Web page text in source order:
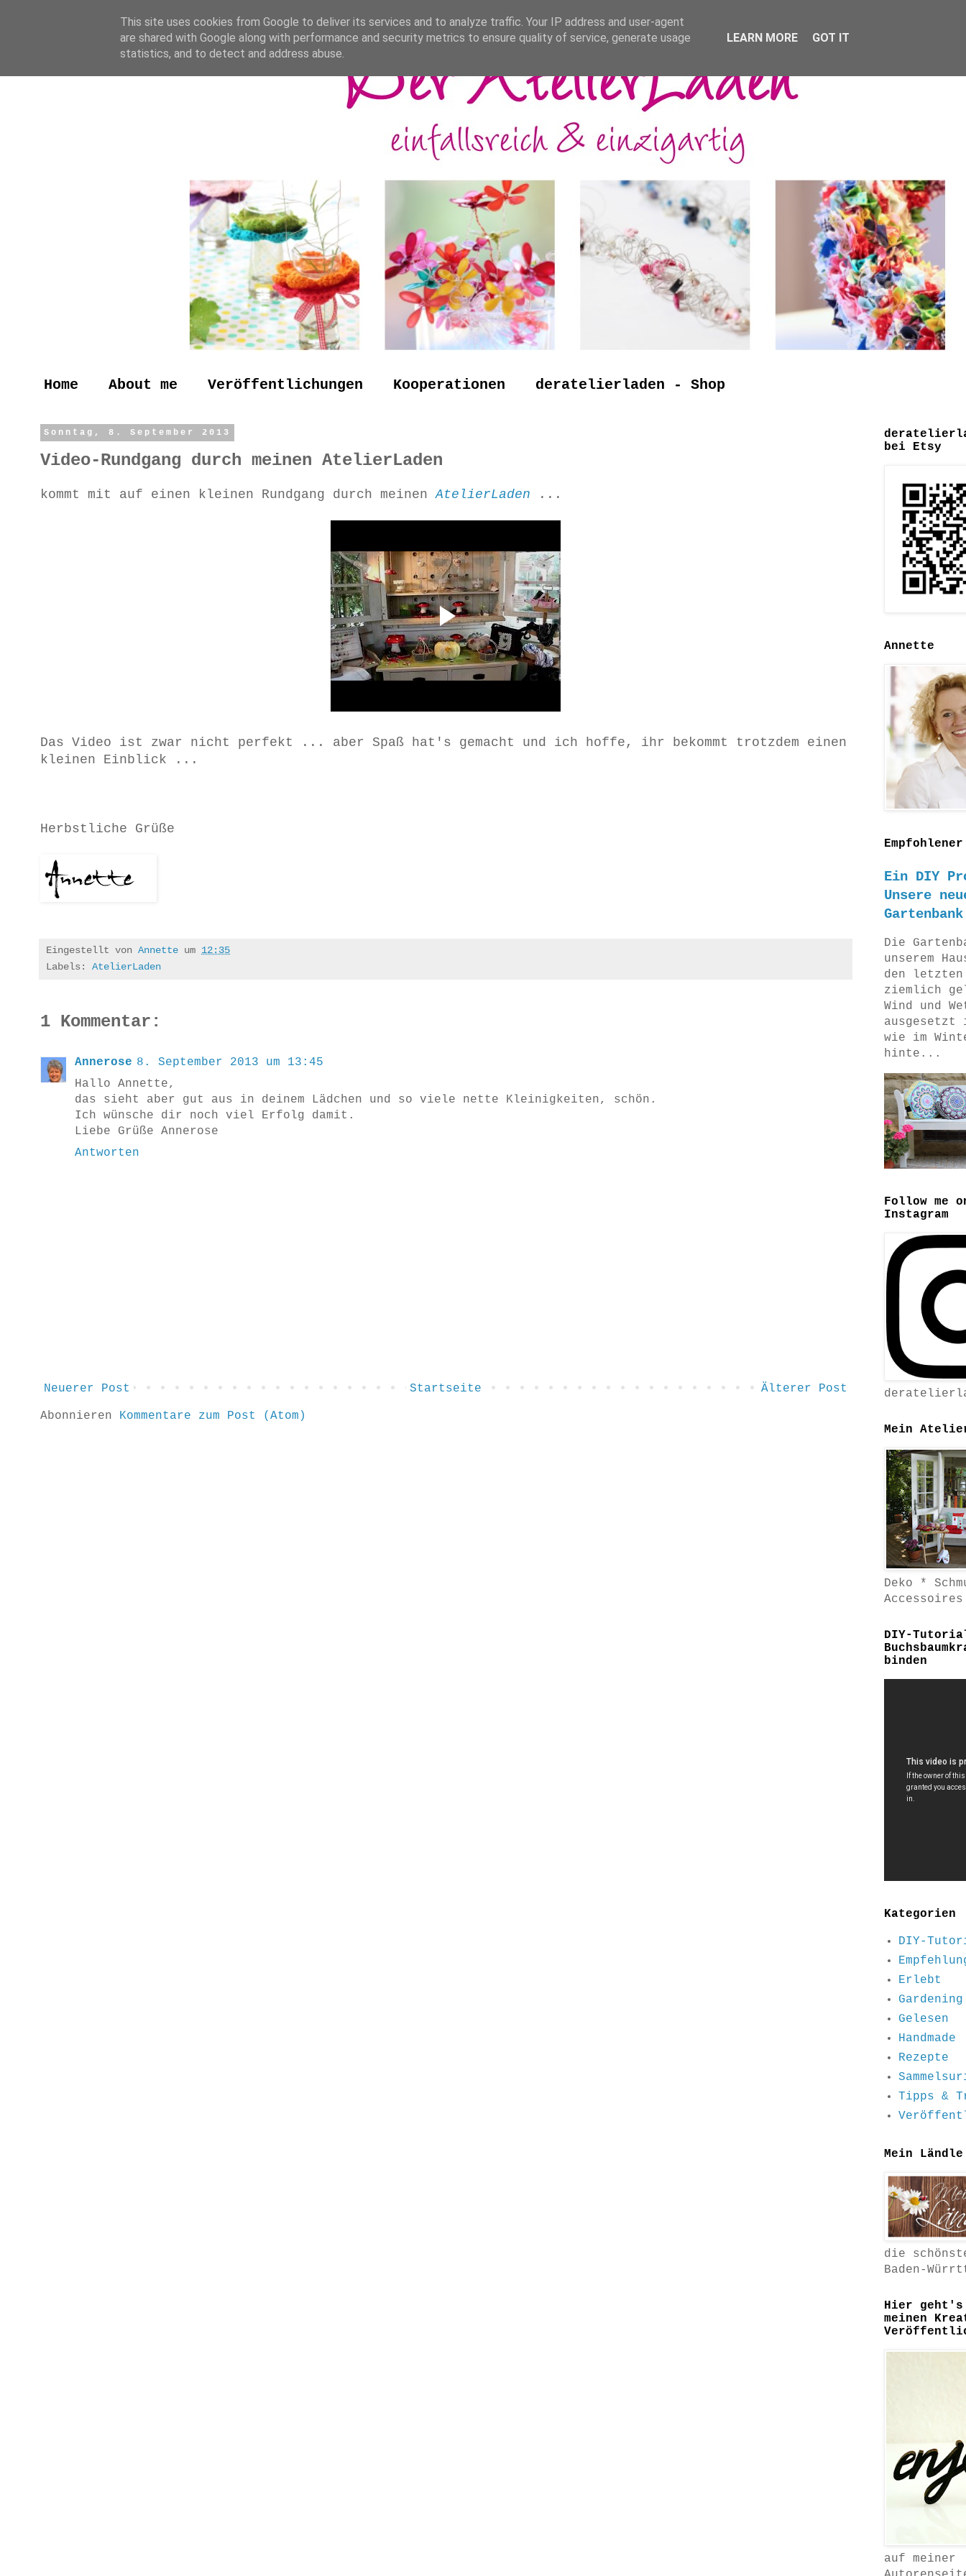
Home About me Veröffentlichungen Kooperationen deratelierladen - Shop
Sonntag, 8. September 2013
Video-Rundgang durch meinen AtelierLaden
kommt mit auf einen kleinen Rundgang durch meinenAtelierLaden ...
Das Video ist zwar nicht perfekt ... aber Spaß hat's gemacht und ich hoffe, ihr bekommt trotzdem einen
kleinen Einblick ...
Herbstliche Grüße
Eingestellt von Annette um 12:35
Labels: AtelierLaden
1 Kommentar:
Annerose 8. September 2013 um 13:45
Hallo Annette,
das sieht aber gut aus in deinem Lädchen und so viele nette Kleinigkeiten, schön.
Ich wünsche dir noch viel Erfolg damit.
Liebe Grüße Annerose
Antworten
Neuerer Post Älterer Post
Startseite
Abonnieren Kommentare zum Post (Atom)
bei Etsy
Annette
Ein DIY
Unsere
Die
unserem
den letzten
ziemlich
Wind und
ausgesetzt
wie im
hinte...
Follow me
Instagram
Mein
Deko *
Accessoires
DIY-
binden
Kategorien
DIY-
Erlebt
Gardening
Gelesen
Handmade
Rezepte
Tipps &
Mein Ländle
die
Baden-
Hier geht's
meinen
auf meiner
This site uses cookies from Google to deliver its services and to analyze traffic. Your IP address and user-agent
are shared with Google along with performance and security metrics to ensure quality of service, generate usage
statistics, and to detect and address abuse.
LEARN MORE GOT IT